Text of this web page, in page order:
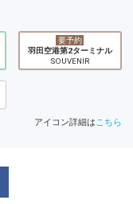
要予約
羽田空港第2ターミナル
SOUVENIR
アイコン詳細はこちら